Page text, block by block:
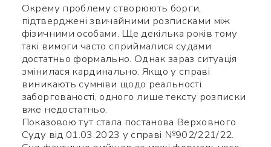
Окрему проблему створюють борги,
підтверджені звичайними розписками між
фізичними особами. Ще декілька років тому
такі вимоги часто сприймалися судами
достатньо формально. Однак зараз ситуація
змінилася кардинально. Якщо у справі
виникають сумніви щодо реальності
заборгованості, одного лише тексту розписки
вже недостатньо.
Показовою тут стала постанова Верховного
Суду від 01.03.2023 у справі №902/221/22.